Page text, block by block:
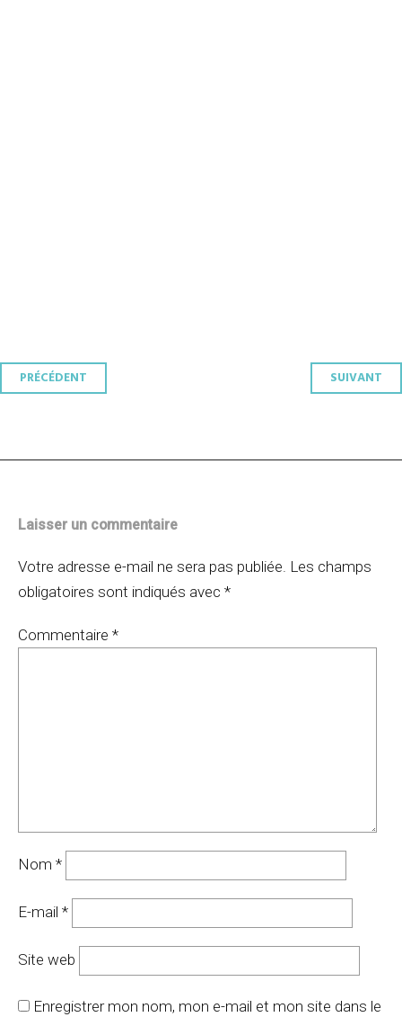
Navigation
PRÉCÉDENT SUIVANT
Laisser un commentaire
Votre adresse e-mail ne sera pas publiée. Les champs
obligatoires sont indiqués avec *
Commentaire *
Nom *
E-mail *
Site web
Enregistrer mon nom, mon e-mail et mon site dans le